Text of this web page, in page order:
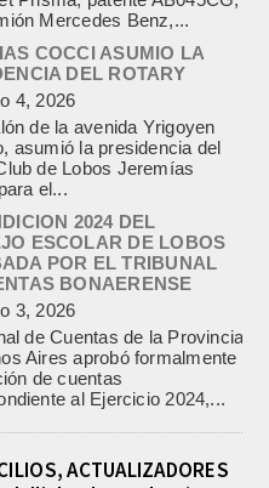
COCCI ASUMIO LA
DEL ROTARY
4, 2026
de la avenida Yrigoyen
asumió la presidencia del
de Lobos Jeremías
el...
2024 DEL
ESCOLAR DE LOBOS
POR EL TRIBUNAL
BONAERENSE
3, 2026
de Cuentas de la Provincia
Aires aprobó formalmente
de cuentas
al Ejercicio 2024,...
MASCULINO DE
EN CADETES:
JUEGA EL
6, 2026ACTUALIZADORES